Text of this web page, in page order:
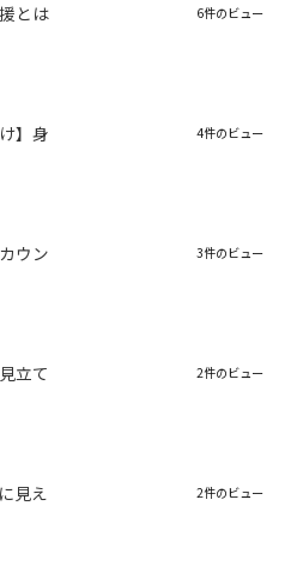
とは
6件のビュー
】身
4件のビュー
ウン
3件のビュー
立て
2件のビュー
見え
2件のビュー